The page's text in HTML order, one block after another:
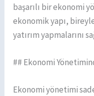
başarılı bir ekonomi
ekonomik yapı,
yatırım yapmalarını
## Ekonomi
Ekonomi yönetimi